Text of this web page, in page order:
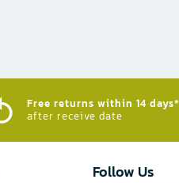
Free returns within 14 days*
after receive date
Follow Us​